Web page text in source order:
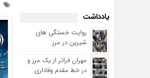
یادداشت
روایت خستگی‌ های
شیرین در مرز
مهران فراتر از یک مرز و
در خط مقدم وفاداری